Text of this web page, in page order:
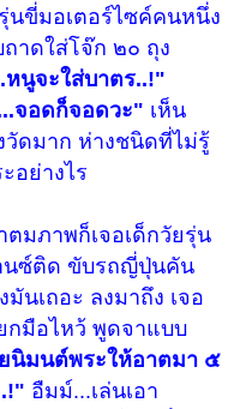
นขี่มอเตอร์ไซค์คนหนึ่ง
าดใส่โจ๊ก ๒๐ ถุง
นูจะใส่บาตร..!"
จอดก็จอดวะ" เห็น
วัดมาก ห่างชนิดที่ไม่รู้
อย่างไร
ตมภาพก็เจอเด็กวัยรุ่น
นซ์ติด ขับรถญี่ปุ่นคัน
นเถอะ ลงมาถึง เจอ
กมือไหว้ พูดจาแบบ
นิมนต์พระให้อาตมา ๕
อืมม์...เล่นเอา